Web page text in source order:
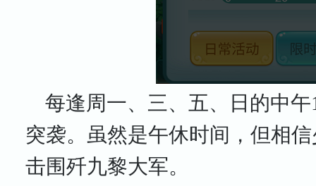
每逢周一、三、五、日的中午
突袭。虽然是午休时间，但相
击围歼九黎大军。